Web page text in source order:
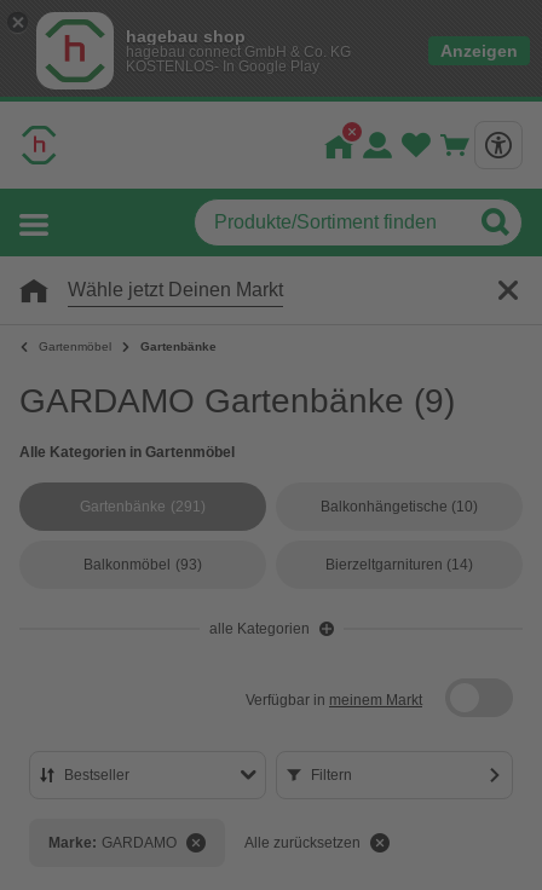
hagebau shop
hagebau connect GmbH & Co. KG
KOSTENLOS- In Google Play
Anzeigen
Wähle jetzt Deinen Markt
Gartenmöbel Gartenbänke
GARDAMO Gartenbänke (9)
Alle Kategorien in Gartenmöbel
Gartenbänke (291) Balkonhängetische (10)
Balkonmöbel (93) Bierzeltgarnituren (14)
alle Kategorien
Verfügbar in meinem Markt
Bestseller Filtern
Marke: GARDAMO Alle zurücksetzen